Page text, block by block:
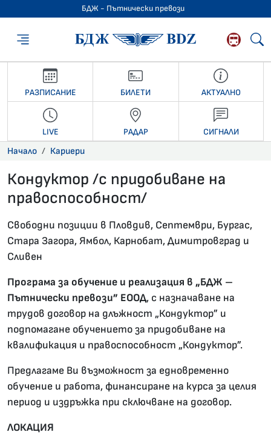
БДЖ - Пътнически превози
БДЖ -
РАЗПИСАНИЕ БИЛЕТИ АКТУАЛНО
LIVE РАДАР СИГНАЛИ
Начало Кариери
Кондуктор /с придобиване на
правоспособност/
13.06.2022 •
Свободни позиции в Пловдив, Септември, Бургас,
Стара Загора, Ямбол, Карнобат, Димитровград и
Сливен
Програма за обучение и реализация в „БДЖ –
Пътнически превози” ЕООД, с назначаване на
трудов договор на длъжност „Кондуктор” и
подпомагане обучението за придобиване на
квалификация и правоспособност „Кондуктор”.
Предлагаме Ви възможност за едновременно
обучение и работа, финансиране на курса за целия
период и издръжка при сключване на договор.
ЛОКАЦИЯ